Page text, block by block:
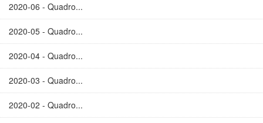
2020-06 - Quadro...
2020-05 - Quadro...
2020-04 - Quadro...
2020-03 - Quadro...
2020-02 - Quadro...